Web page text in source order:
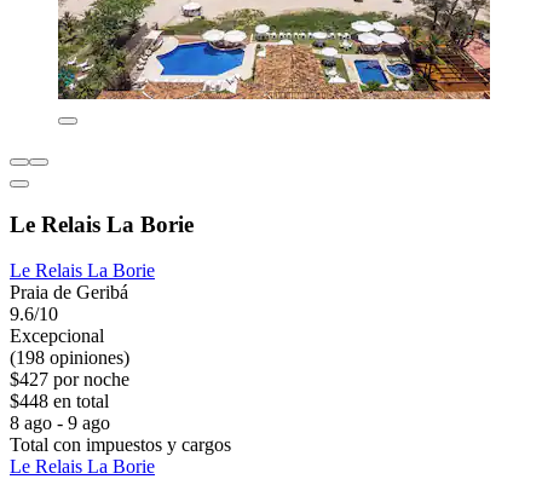
Le Relais La Borie
Le Relais La Borie
Praia de Geribá
9.6/10
Excepcional
(198 opiniones)
$427 por noche
$448 en total
8 ago - 9 ago
Total con impuestos y cargos
Le Relais La Borie